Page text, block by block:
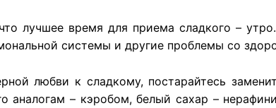
лучшее время для приема сладкого –
системы и другие проблемы со
любви к сладкому, постарайтесь
аналогам – кэробом, белый сахар –